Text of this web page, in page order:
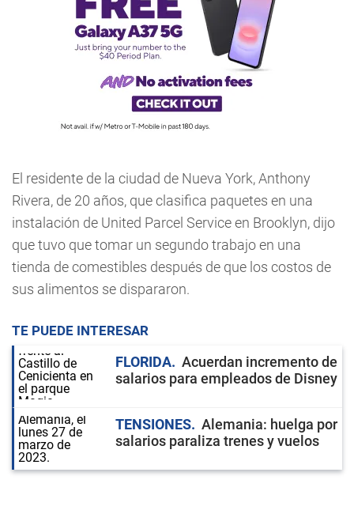
El residente de la ciudad de Nueva York, Anthony
Rivera, de 20 años, que clasifica paquetes en una
instalación de United Parcel Service en Brooklyn, dijo
que tuvo que tomar un segundo trabajo en una
tienda de comestibles después de que los costos de
sus alimentos se dispararon.
TE PUEDE INTERESAR
FLORIDA
Acuerdan incremento de
salarios para empleados de Disney
TENSIONES
Alemania: huelga por
salarios paraliza trenes y vuelos